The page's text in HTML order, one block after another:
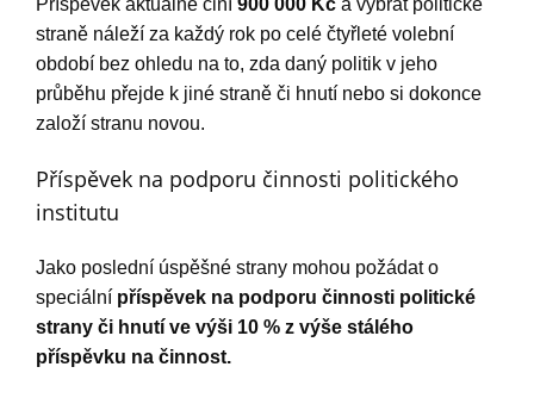
straně náleží za každý rok po celé čtyřleté volební
období bez ohledu na to, zda daný politik v jeho
průběhu přejde k jiné straně či hnutí nebo si dokonce
založí stranu novou.
Příspěvek na podporu činnosti politického
institutu
Jako poslední úspěšné strany mohou požádat o
speciální příspěvek na podporu činnosti politické
strany či hnutí ve výši 10 % z výše stálého
příspěvku na činnost.